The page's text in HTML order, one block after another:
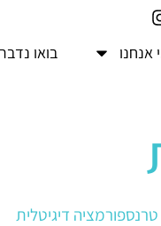
אנחנו בואו נדבר
טרנספורמציה דיגיטלית